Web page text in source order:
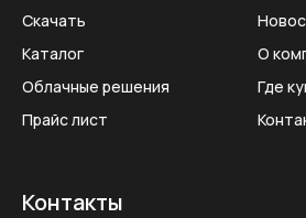
Контакты
Скачать
Каталог
Облачные решения
Прайс лист
О
Где